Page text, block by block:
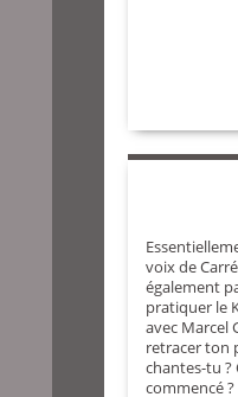
voix de
également
pratiquer le
avec Marcel
retracer ton
chantes-tu ?
commencé ?